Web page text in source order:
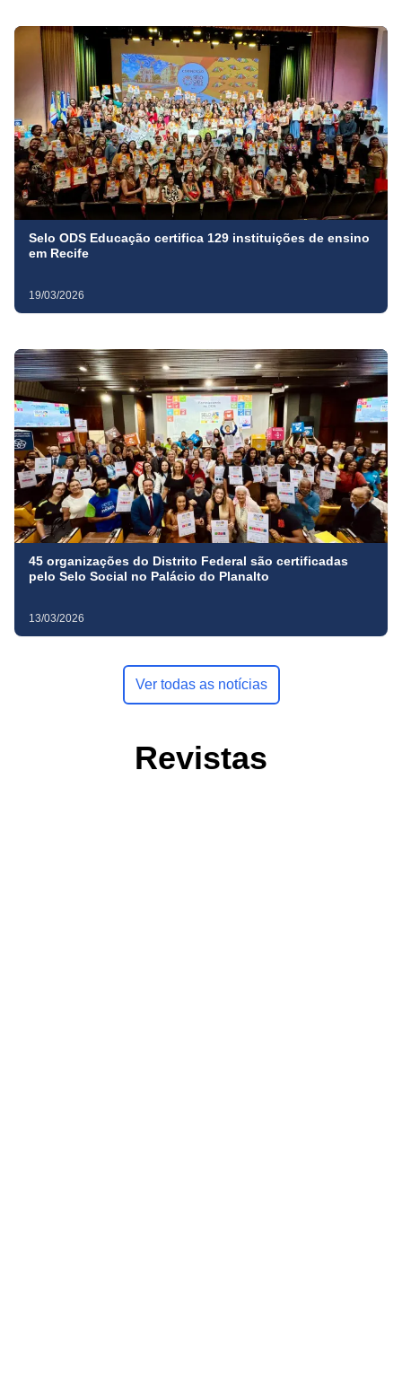
Selo ODS Educação certifica 129 instituições de ensino
em Recife
19/03/2026
45 organizações do Distrito Federal são certificadas
pelo Selo Social no Palácio do Planalto
13/03/2026
Ver todas as notícias
Revistas